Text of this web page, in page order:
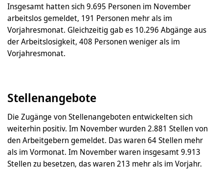
Insgesamt hatten sich 9.695 Personen im November
arbeitslos gemeldet, 191 Personen mehr als im
Vorjahresmonat. Gleichzeitig gab es 10.296 Abgänge aus
der Arbeitslosigkeit, 408 Personen weniger als im
Vorjahresmonat.
Stellenangebote
Die Zugänge von Stellenangeboten entwickelten sich
weiterhin positiv. Im November wurden 2.881 Stellen von
den Arbeitgebern gemeldet. Das waren 64 Stellen mehr
als im Vormonat. Im November waren insgesamt 9.913
Stellen zu besetzen, das waren 213 mehr als im Vorjahr.